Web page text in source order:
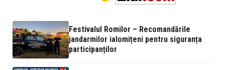
Festivalul Romilor – Recomandările
jandarmilor ialomițeni pentru siguranța
participanților